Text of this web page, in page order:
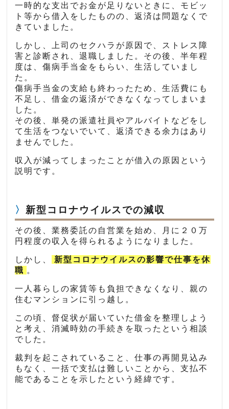
一時的な支出でお金が足りないときに、モビッ
ト等から借入をしたものの、返済は問題なくで
きていました。
しかし、上司のセクハラが原因で、ストレス障
害と診断され、退職しました。その後、半年程
度は、傷病手当金をもらい、生活していまし
た。
傷病手当金の支給も終わったため、生活費にも
不足し、借金の返済ができなくなってしまいま
した。
その後、単発の派遣社員やアルバイトなどをし
て生活をつないでいて、返済できる余力はあり
ませんでした。
収入が減ってしまったことが借入の原因という
説明です。
新型コロナウイルスでの減収
その後、業務委託の自営業を始め、月に２０万
円程度の収入を得られるようになりました。
しかし、
新型コロナウイルスの影響で仕事を休
職 。
一人暮らしの家賃等も負担できなくなり、親の
住むマンションに引っ越し。
この頃、督促状が届いていた借金を整理しよう
と考え、消滅時効の手続きを取ったという相談
でした。
裁判を起こされていること、仕事の再開見込み
もなく、一括で支払は難しいことから、支払不
能であることを示したという経緯です。